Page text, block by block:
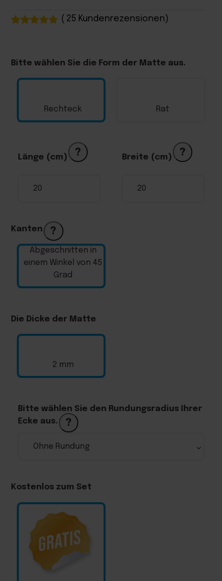
basierend
auf
( 25 Kundenrezensionen)
Bitte wählen Sie die Form der Matte aus.
Rechteck Rat
Länge (cm) ? Breite (cm) ?
Kanten ?
Abgeschnitten in
einem Winkel von 45
Grad
Die Dicke der Matte
2 mm
Bitte wählen Sie den Rundungsradius Ihrer
Ecke aus.
?
Kostenlos zum Set